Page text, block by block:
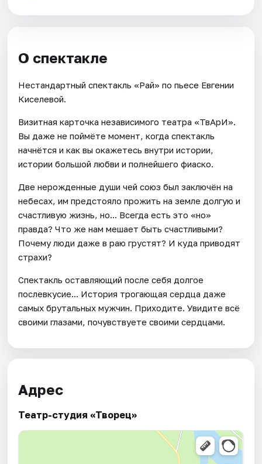
О спектакле
Нестандартный спектакль «Рай» по пьесе Евгении
Киселевой.
Визитная карточка независимого театра «ТвАрИ».
Вы даже не поймёте момент, когда спектакль
начнётся и как вы окажетесь внутри истории,
истории большой любви и полнейшего фиаско.
Две нерожденные души чей союз был заключён на
небесах, им предстояло прожить на земле долгую и
счастливую жизнь, но... Всегда есть это «но»
правда? Что же нам мешает быть счастливыми?
Почему люди даже в раю грустят? И куда приводят
страхи?
Спектакль оставляющий после себя долгое
послевкусие... История трогающая сердца даже
самых брутальных мужчин. Приходите. Увидите всё
своими глазами, почувствуете своими сердцами.
Адрес
Театр-студия «Творец»